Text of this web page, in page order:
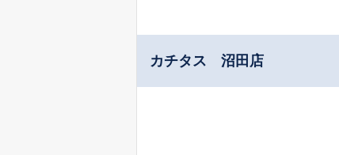
カチタス 沼田店